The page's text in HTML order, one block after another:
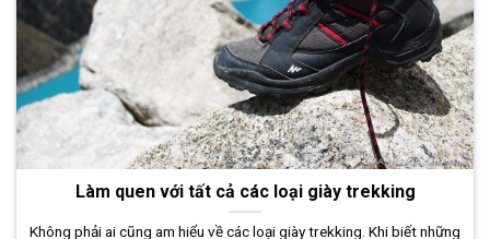
Làm quen với tất cả các loại giày trekking
Không phải ai cũng am hiểu về các loại giày trekking. Khi biết những